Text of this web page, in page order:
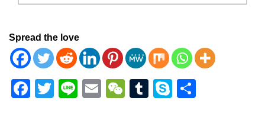
Spread the love
F
T
Li
E
W
T
S